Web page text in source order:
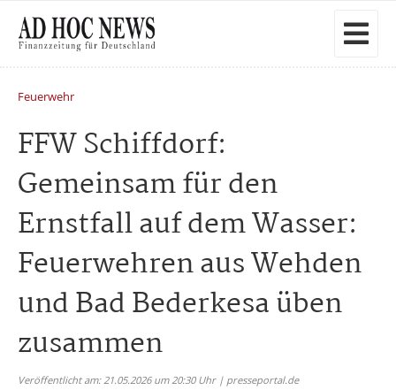
Feuerwehr
FFW Schiffdorf:
Gemeinsam für den
Ernstfall auf dem Wasser:
Feuerwehren aus Wehden
und Bad Bederkesa üben
zusammen
Veröffentlicht am: 21.05.2026 um 20:30 Uhr | presseportal.de